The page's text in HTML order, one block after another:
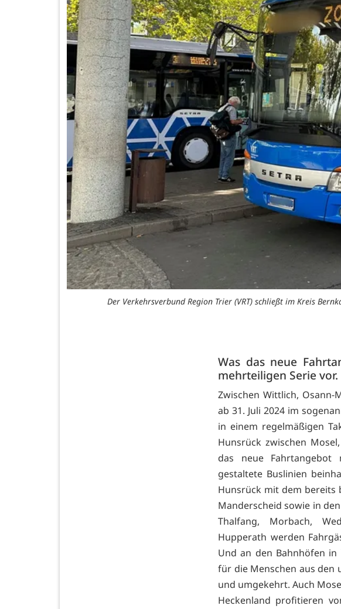
Der Verkehrsverbund Region Trier (VRT) schließt im Kreis
Was das neue
mehrteiligen Serie vor.
Zwischen Wittlich,
ab 31. Juli 2024 im
in einem regelmäßigen
Hunsrück zwischen
das neue Fahrtangebot
gestaltete Buslinien
Hunsrück mit dem bereits
Manderscheid sowie in
Thalfang, Morbach,
Hupperath werden
Und an den Bahnhöfen
für die Menschen aus den
und umgekehrt. Auch
Heckenland profitieren